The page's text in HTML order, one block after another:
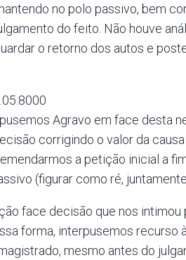
no polo passivo, bem
do feito. Não houve
o retorno dos autos e
Agravo em face desta
corrigindo o valor da
a petição inicial a
(figurar como ré,
face decisão que nos intimou
forma, interpusemos recurso
mesmo antes do